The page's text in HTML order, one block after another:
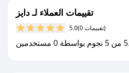
ووفّر على كل مشترياتك مع
تقييمات العملاء لـ دايز
5.0 (0 تقييمات)